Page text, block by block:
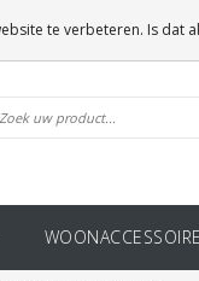
te verbeteren. Is dat